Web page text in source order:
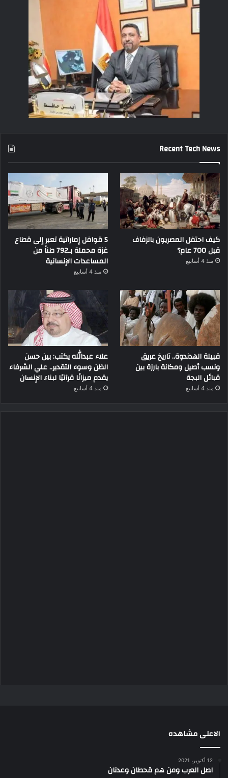
Recent Tech News
كيف احتفل المصريون بالزفاف
قبل 700 عام؟
منذ 4 أسابيع
5 قوافل إماراتية تعبر إلى قطاع
غزة محملة بـ792 طناً من
المساعدات الإنسانية
منذ 4 أسابيع
قبيلة الهدندوة.. تاريخ عريق
ونسب أصيل ومكانة بارزة بين
قبائل البجة
منذ 4 أسابيع
علاء عبدالله يكتب: بين حسن
الظن وسوء التقدير.. علي الشرفاء
يقدم ميزانًا قرآنيًا لبناء الإنسان
منذ 4 أسابيع
الاعلى مشاهده
12 أكتوبر، 2021
اصل العرب ومن هم قحطان وعدنان